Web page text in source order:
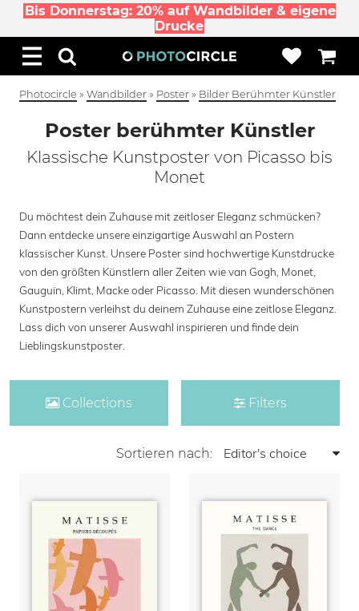
Bis Donnerstag: 20% auf Wandbilder & eigene
Drucke
Photocircle » Wandbilder » Poster » Bilder Berühmter Künstler
Poster berühmter Künstler
Klassische Kunstposter von Picasso bis
Monet
Du möchtest dein Zuhause mit zeitloser Eleganz schmücken?
Dann entdecke unsere einzigartige Auswahl an Postern
klassischer Kunst. Unsere Poster sind hochwertige Kunstdrucke
von den größten Künstlern aller Zeiten wie van Gogh, Monet,
Gauguin, Klimt, Macke oder Picasso. Mit diesen wunderschönen
Kunstpostern verleihst du deinem Zuhause eine zeitlose Eleganz.
Lass dich von unserer Auswahl inspirieren und finde dein
Lieblingskunstposter.
Collections Filters
Sortieren nach: